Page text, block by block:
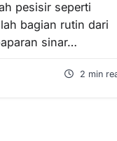
pesisir seperti
bagian rutin dari
sinar…
2 min